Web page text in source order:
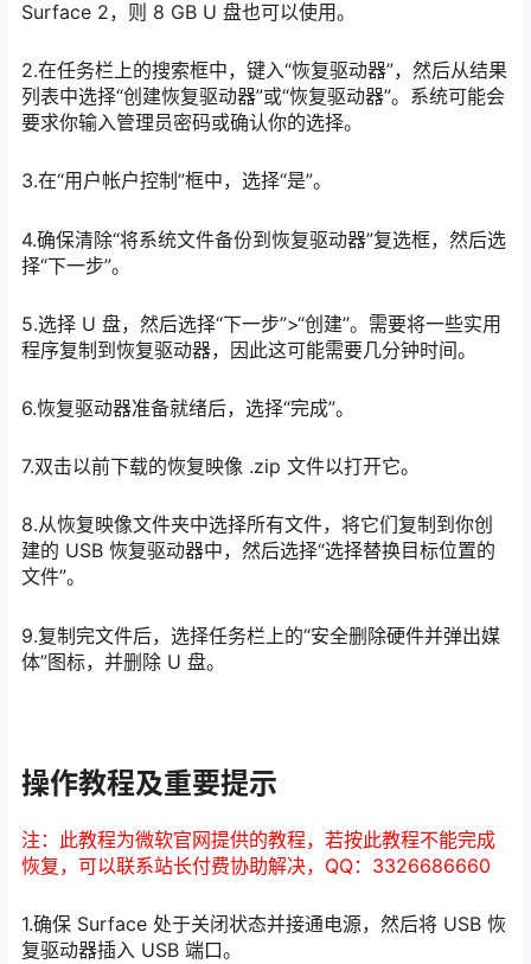
Surface 2，则 8 GB U 盘也可以使用。
2.在任务栏上的搜索框中，键入“恢复驱动器”，然后从结果
列表中选择“创建恢复驱动器”或“恢复驱动器”。系统可能会
要求你输入管理员密码或确认你的选择。
3.在“用户帐户控制”框中，选择“是”。
4.确保清除“将系统文件备份到恢复驱动器”复选框，然后选
择“下一步”。
5.选择 U 盘，然后选择“下一步”>“创建”。需要将一些实用
程序复制到恢复驱动器，因此这可能需要几分钟时间。
6.恢复驱动器准备就绪后，选择“完成”。
7.双击以前下载的恢复映像 .zip 文件以打开它。
8.从恢复映像文件夹中选择所有文件，将它们复制到你创
建的 USB 恢复驱动器中，然后选择“选择替换目标位置的
文件”。
9.复制完文件后，选择任务栏上的“安全删除硬件并弹出媒
体”图标，并删除 U 盘。
操作教程及重要提示
注：此教程为微软官网提供的教程，若按此教程不能完成
恢复，可以联系站长付费协助解决，QQ：3326686660
1.确保 Surface 处于关闭状态并接通电源，然后将 USB 恢
复驱动器插入 USB 端口。